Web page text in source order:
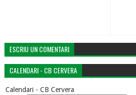
ESCRIU UN COMENTARI
CALENDARI - CB CERVERA
Calendari - CB Cervera